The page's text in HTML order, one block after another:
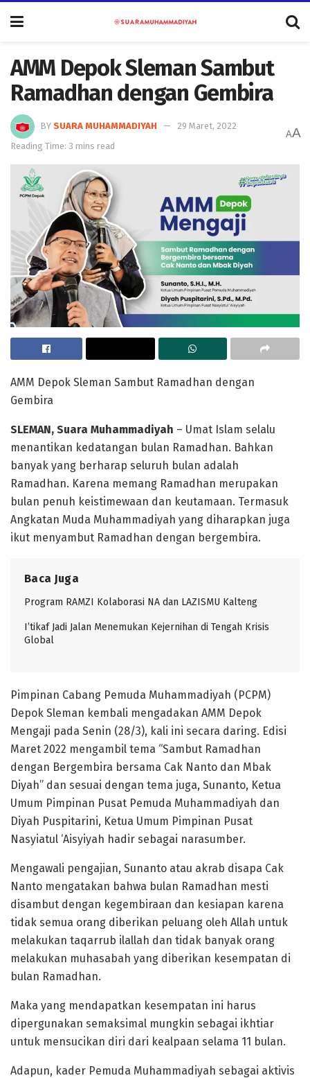
AMM Depok Sleman Sambut
Ramadhan dengan Gembira
BY SUARA MUHAMMADIYAH
29 Maret, 2022
Reading Time: 3 mins read
AA
AMM Depok Sleman Sambut Ramadhan dengan
Gembira
SLEMAN, Suara Muhammadiyah – Umat Islam selalu
menantikan kedatangan bulan Ramadhan. Bahkan
banyak yang berharap seluruh bulan adalah
Ramadhan. Karena memang Ramadhan merupakan
bulan penuh keistimewaan dan keutamaan. Termasuk
Angkatan Muda Muhammadiyah yang diharapkan juga
ikut menyambut Ramadhan dengan bergembira.
Baca Juga
Program RAMZI Kolaborasi NA dan LAZISMU Kalteng
I’tikaf Jadi Jalan Menemukan Kejernihan di Tengah Krisis
Global
Pimpinan Cabang Pemuda Muhammadiyah (PCPM)
Depok Sleman kembali mengadakan AMM Depok
Mengaji pada Senin (28/3), kali ini secara daring. Edisi
Maret 2022 mengambil tema “Sambut Ramadhan
dengan Bergembira bersama Cak Nanto dan Mbak
Diyah” dan sesuai dengan tema juga, Sunanto, Ketua
Umum Pimpinan Pusat Pemuda Muhammadiyah dan
Diyah Puspitarini, Ketua Umum Pimpinan Pusat
Nasyiatul ‘Aisyiyah hadir sebagai narasumber.
Mengawali pengajian, Sunanto atau akrab disapa Cak
Nanto mengatakan bahwa bulan Ramadhan mesti
disambut dengan kegembiraan dan kesiapan karena
tidak semua orang diberikan peluang oleh Allah untuk
melakukan taqarrub ilallah dan tidak banyak orang
melakukan muhasabah yang diberikan kesempatan di
bulan Ramadhan.
Maka yang mendapatkan kesempatan ini harus
dipergunakan semaksimal mungkin sebagai ikhtiar
untuk mensucikan diri dari kealpaan selama 11 bulan.
Adapun, kader Pemuda Muhammadiyah sebagai aktivis